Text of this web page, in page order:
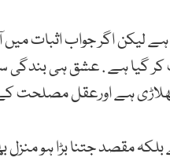
ہے لیکن اگر جواب اثبات
گیا ہے . عشق ہی بندگی
ہے اورعقل مصلحت کے
مقصد جتنا بڑا ہو منزل